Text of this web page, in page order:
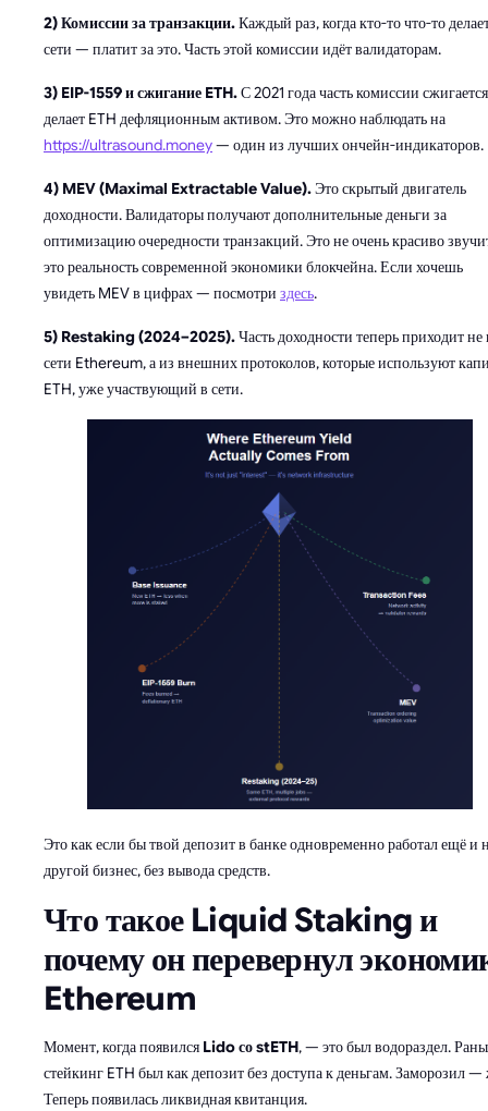
2) Комиссии за транзакции.Каждый раз, когда кто-то что-то
сети — платит за это. Часть этой комиссии идёт валидаторам.
3) EIP-1559 и сжигание ETH.С 2021 года часть комиссии
делает ETH дефляционным активом. Это можно наблюдать на
https://ultrasound.money— один из лучших ончейн-индикаторов.
4) MEV (Maximal Extractable Value).Это скрытый двигатель
доходности. Валидаторы получают дополнительные деньги за
оптимизацию очередности транзакций. Это не очень красиво
это реальность современной экономики блокчейна. Если хочешь
увидеть MEV в цифрах — посмотри здесь.
5) Restaking (2024–2025).Часть доходности теперь приходит не
сети Ethereum, а из внешних протоколов, которые используют
ETH, уже участвующий в сети.
Это как если бы твой депозит в банке одновременно работал ещё и
другой бизнес, без вывода средств.
Что такое Liquid Staking и
почему он перевернул
Ethereum
Момент, когда появился Lido со stETH, — это был водораздел.
стейкинг ETH был как депозит без доступа к деньгам. Заморозил
Теперь появилась ликвидная квитанция.